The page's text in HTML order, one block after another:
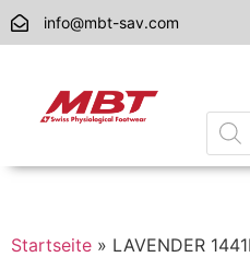
info@mbt-sav.com
Startseite » LAVENDER